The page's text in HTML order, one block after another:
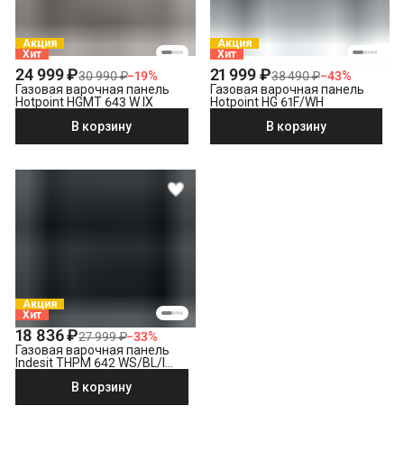
Акция
Хит
24 999 ₽30 990 ₽−19%
Газовая варочная панель
Hotpoint HGMT 643 W IX
В корзину
Акция
Хит
21 999 ₽38 490 ₽−43%
Газовая варочная панель
Hotpoint HG 61F/WH
В корзину
Акция
Хит
18 836 ₽27 999 ₽−33%
Газовая варочная панель
Indesit THPM 642 WS/BL/I
В корзину